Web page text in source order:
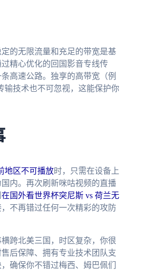
的无限流量和充足的带宽是基
精心优化的回国影音专线传
高速公路。独享的高带宽（例
输技术也不可忽视，这能保护你
地区不可播放时，只需在设备上
内。再次刷新咪咕视频的直播
在国外看世界杯突尼斯 vs 荷兰无
不再错过任何一次精彩的攻防
跨北美三国，时区复杂，你很
后保障、拥有专业技术团队支
确保你不错过梅西、姆巴佩们